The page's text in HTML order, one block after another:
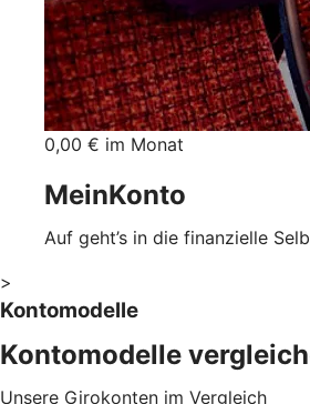
0,00 € im Monat
MeinKonto
Auf geht’s in die finanzielle
>
Kontomodelle
Kontomodelle
Unsere Girokonten im Vergleich